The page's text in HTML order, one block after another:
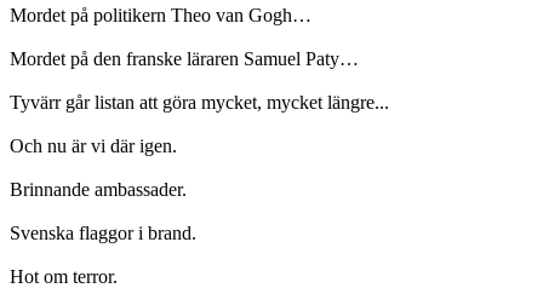
Mordet på politikern Theo van Gogh…
Mordet på den franske läraren Samuel Paty…
Tyvärr går listan att göra mycket, mycket längre...
Och nu är vi där igen.
Brinnande ambassader.
Svenska flaggor i brand.
Hot om terror.